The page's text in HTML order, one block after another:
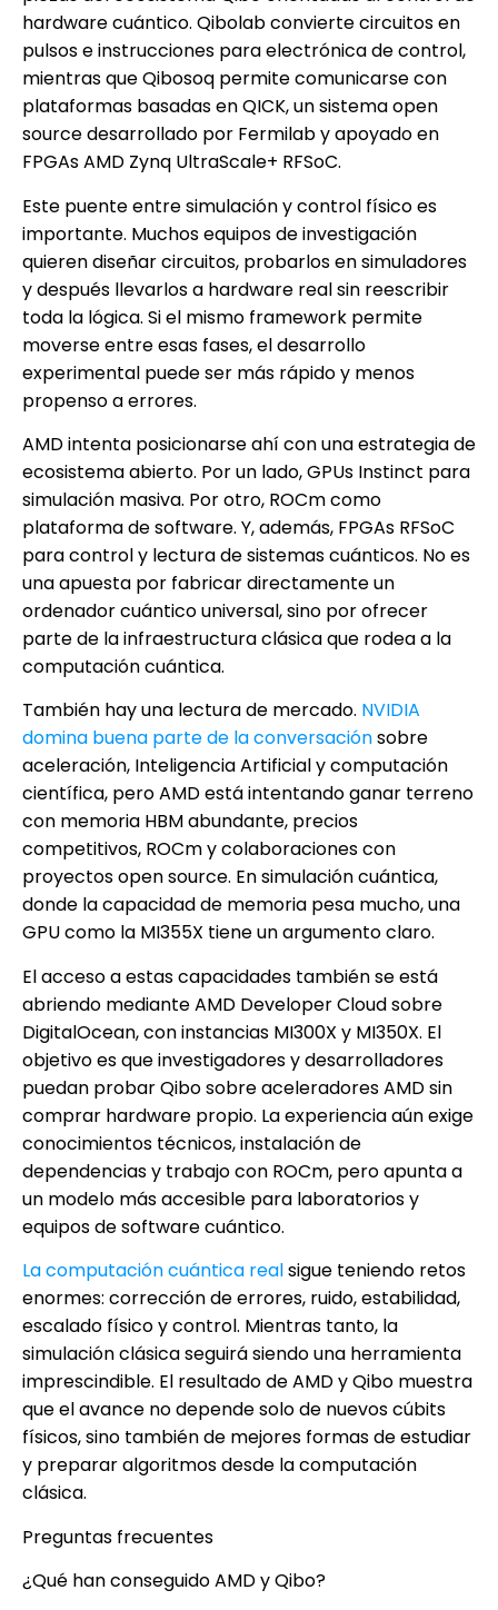
hardware cuántico. Qibolab convierte circuitos en
pulsos e instrucciones para electrónica de control,
mientras que Qibosoq permite comunicarse con
plataformas basadas en QICK, un sistema open
source desarrollado por Fermilab y apoyado en
FPGAs AMD Zynq UltraScale+ RFSoC.
Este puente entre simulación y control físico es
importante. Muchos equipos de investigación
quieren diseñar circuitos, probarlos en simuladores
y después llevarlos a hardware real sin reescribir
toda la lógica. Si el mismo framework permite
moverse entre esas fases, el desarrollo
experimental puede ser más rápido y menos
propenso a errores.
AMD intenta posicionarse ahí con una estrategia de
ecosistema abierto. Por un lado, GPUs Instinct para
simulación masiva. Por otro, ROCm como
plataforma de software. Y, además, FPGAs RFSoC
para control y lectura de sistemas cuánticos. No es
una apuesta por fabricar directamente un
ordenador cuántico universal, sino por ofrecer
parte de la infraestructura clásica que rodea a la
computación cuántica.
También hay una lectura de mercado. NVIDIA
domina buena parte de la conversaciónsobre
aceleración, Inteligencia Artificial y computación
científica, pero AMD está intentando ganar terreno
con memoria HBM abundante, precios
competitivos, ROCm y colaboraciones con
proyectos open source. En simulación cuántica,
donde la capacidad de memoria pesa mucho, una
GPU como la MI355X tiene un argumento claro.
El acceso a estas capacidades también se está
abriendo mediante AMD Developer Cloud sobre
DigitalOcean, con instancias MI300X y MI350X. El
objetivo es que investigadores y desarrolladores
puedan probar Qibo sobre aceleradores AMD sin
comprar hardware propio. La experiencia aún exige
conocimientos técnicos, instalación de
dependencias y trabajo con ROCm, pero apunta a
un modelo más accesible para laboratorios y
equipos de software cuántico.
La computación cuántica realsigue teniendo retos
enormes: corrección de errores, ruido, estabilidad,
escalado físico y control. Mientras tanto, la
simulación clásica seguirá siendo una herramienta
imprescindible. El resultado de AMD y Qibo muestra
que el avance no depende solo de nuevos cúbits
físicos, sino también de mejores formas de estudiar
y preparar algoritmos desde la computación
clásica.
Preguntas frecuentes
¿Qué han conseguido AMD y Qibo?